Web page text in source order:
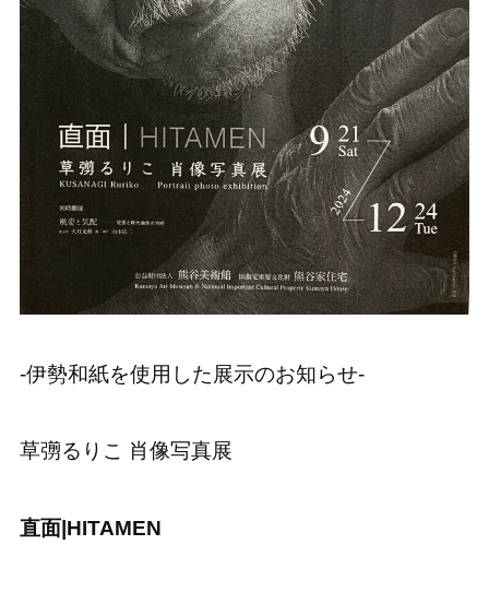
-伊勢和紙を使用した展示のお知らせ-
草彅るりこ 肖像写真展
直面|HITAMEN